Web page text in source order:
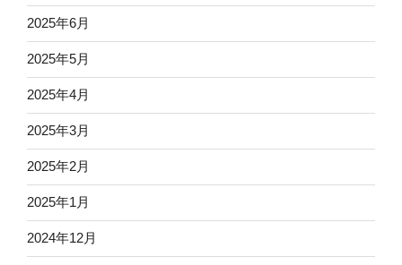
2025年6月
2025年5月
2025年4月
2025年3月
2025年2月
2025年1月
2024年12月